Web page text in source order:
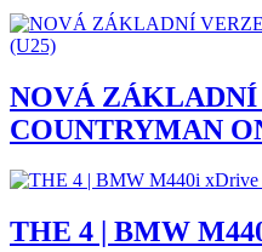
NOVÁ
COUNTRYMAN
THE 4 | BMW